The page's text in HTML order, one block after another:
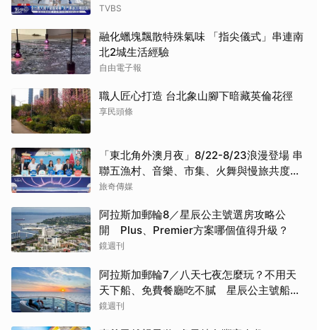
TVBS
融化蠟塊飄散特殊氣味 「指尖儀式」串連南
北2城生活經驗
自由電子報
職人匠心打造 台北象山腳下暗藏英倫花徑
享民頭條
「東北角外澳月夜」8/22-8/23浪漫登場 串
聯五漁村、音樂、市集、火舞與慢旅共度夏
夜
旅奇傳媒
阿拉斯加郵輪8／星辰公主號選房攻略公
開 Plus、Premier方案哪個值得升級？
鏡週刊
阿拉斯加郵輪7／八天七夜怎麼玩？不用天
天下船、免費餐廳吃不膩 星辰公主號船上
一日生活公開
鏡週刊